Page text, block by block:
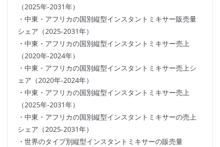
（2025年-2031年）
・中東・アフリカの国別縦型インスタントミキサー販売量
シェア（2025-2031年）
・中東・アフリカの国別縦型インスタントミキサー売上
（2020年-2024年）
・中東・アフリカの国別縦型インスタントミキサー売上シ
ェア（2020年-2024年）
・中東・アフリカの国別縦型インスタントミキサー売上
（2025年-2031年）
・中東・アフリカの国別縦型インスタントミキサーの売上
シェア（2025-2031年）
・世界のタイプ別縦型インスタントミキサーの販売量